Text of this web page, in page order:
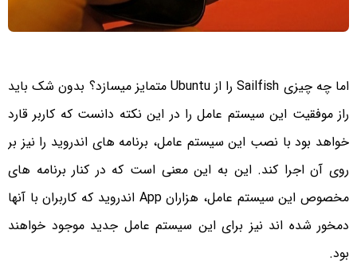
اما چه چیزی Sailfishرا ازUbuntu متمایز میسازد؟ بدون شک باید
راز موفقیت این سیستم عامل را در این نکته دانست که کاربر قارد
خواهد بود با نصب این سیستم عامل، برنامه های اندروید را نیز بر
روی آن اجرا کند. این به این معنی است که در کنار برنامه های
مخصوص این سیستم عامل، هزارانApp اندروید که کاربران با آنها
دمخور شده اند نیز برای این سیستم عامل جدید موجود خواهند
بود.